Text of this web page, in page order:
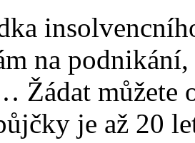
na
Žádat můžete
je až 20